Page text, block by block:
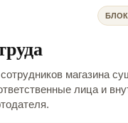
магазина
лица и